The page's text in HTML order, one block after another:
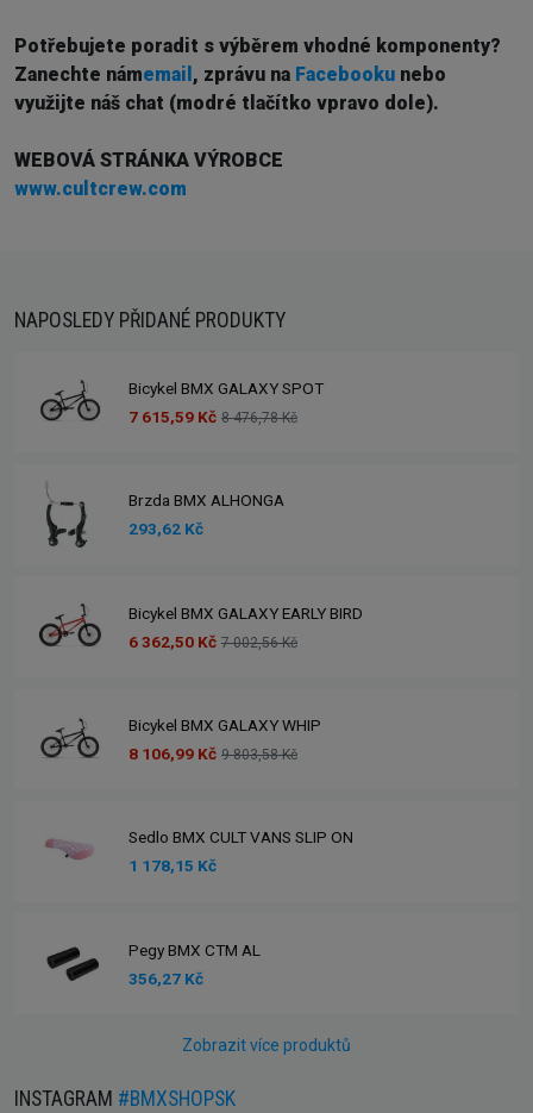
Potřebujete poradit s výběrem vhodné komponenty?
Zanechte námemail , zprávu na Facebooku nebo
využijte náš chat (modré tlačítko vpravo dole).
WEBOVÁ STRÁNKA VÝROBCE
www.cultcrew.com
NAPOSLEDY PŘIDANÉ PRODUKTY
Bicykel BMX GALAXY SPOT
7 615,59 Kč 8 476,78 Kč
Brzda BMX ALHONGA
293,62 Kč
Bicykel BMX GALAXY EARLY BIRD
6 362,50 Kč 7 002,56 Kč
Bicykel BMX GALAXY WHIP
8 106,99 Kč 9 803,58 Kč
Sedlo BMX CULT VANS SLIP ON
1 178,15 Kč
Pegy BMX CTM AL
356,27 Kč
Zobrazit více produktů
INSTAGRAM #BMXSHOPSK